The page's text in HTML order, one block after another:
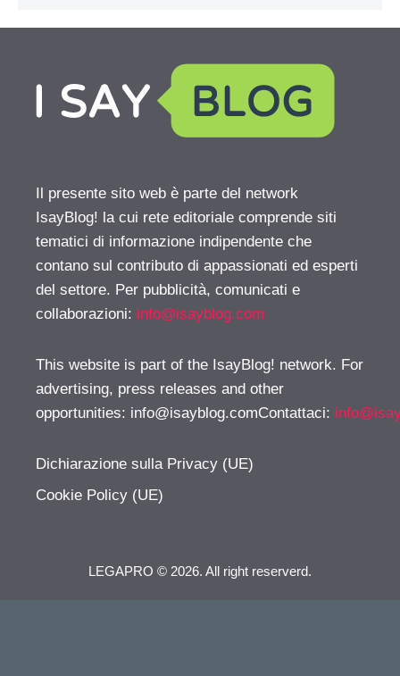
Il presente sito web è parte del network
IsayBlog! la cui rete editoriale comprende siti
tematici di informazione indipendente che
contano sul contributo di appassionati ed esperti
del settore. Per pubblicità, comunicati e
collaborazioni: info@isayblog.com
This website is part of the IsayBlog! network. For
advertising, press releases and other
opportunities: info@isayblog.comContattaci:
Dichiarazione sulla Privacy (UE)
Cookie Policy (UE)
LEGAPRO © 2026. All right reserverd.